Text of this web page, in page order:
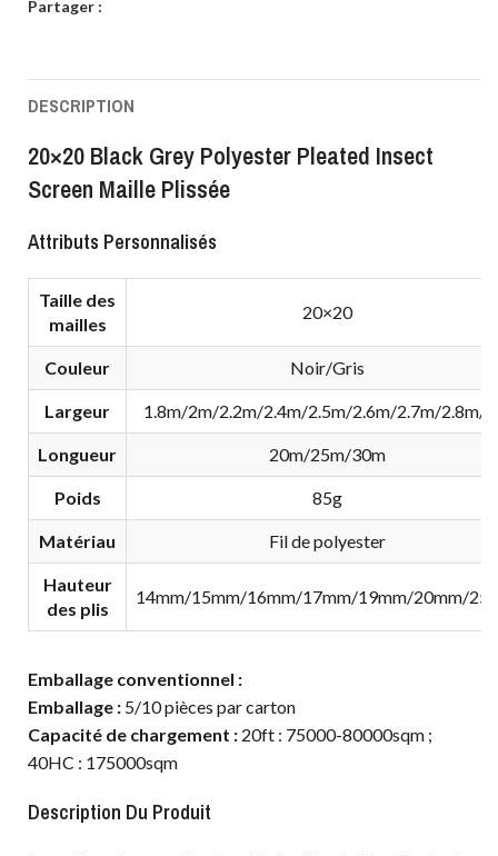
Partager :
DESCRIPTION
20×20 Black Grey Polyester Pleated Insect
Screen Maille Plissée
Attributs Personnalisés
Taille des
mailles
20×20
Couleur Noir/Gris
Largeur 1.8m/2m/2.2m/2.4m/2.5m/2.6m/2.7m/2.8m/
Longueur 20m/25m/30m
Poids 85g
Matériau Fil de polyester
Hauteur
des plis
14mm/15mm/16mm/17mm/19mm/20mm/
Emballage conventionnel :
Emballage : 5/10 pièces par carton
Capacité de chargement : 20ft : 75000-80000sqm ;
40HC : 175000sqm
Description Du Produit